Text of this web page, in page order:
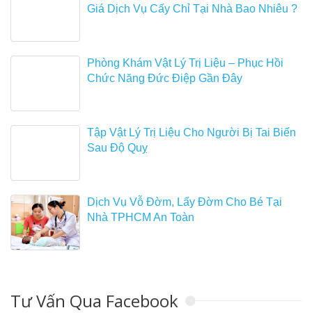
Giá Dịch Vụ Cấy Chỉ Tại Nhà Bao Nhiêu ?
Phòng Khám Vật Lý Trị Liệu – Phục Hồi
Chức Năng Đức Điệp Gần Đây
Tập Vật Lý Trị Liệu Cho Người Bị Tai Biến
Sau Độ Quỵ
Dịch Vụ Vỗ Đờm, Lấy Đờm Cho Bé Tại
Nhà TPHCM An Toàn
Tư Vấn Qua Facebook